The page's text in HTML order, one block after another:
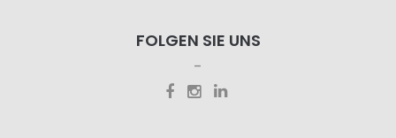
FOLGEN SIE UNS